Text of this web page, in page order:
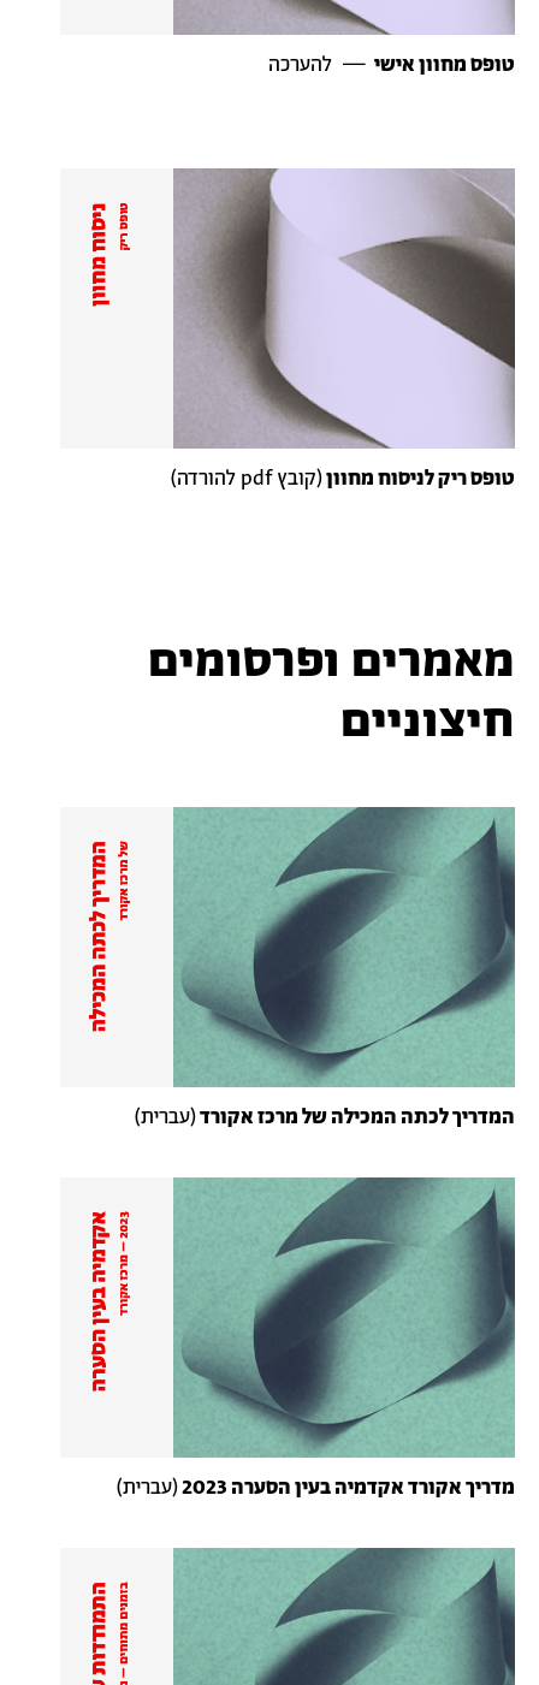
טופס מחוון אישי — להערכה
טופס ריק לניסוח מחוון(קובץ pdf להורדה)
מאמרים ופרסומים
חיצוניים
המדריך לכתה המכילה של מרכז אקורד(עברית)
מדריך אקורד אקדמיה בעין הסערה 2023 (עברית)